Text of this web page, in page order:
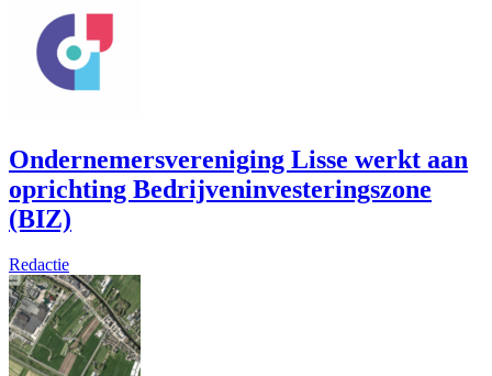
Ondernemersvereniging Lisse werkt aan
oprichting Bedrijveninvesteringszone
(BIZ)
Redactie